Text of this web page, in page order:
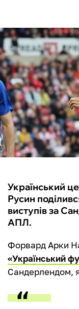
КІБЕРСПОРТ
ЧС-2026
ФУТЗАЛ
ІНШІ
БУКМЕКЕРИ
Український
Русин
виступів за
АПЛ.
Форвард Арки
«Український
Сандерлендом,